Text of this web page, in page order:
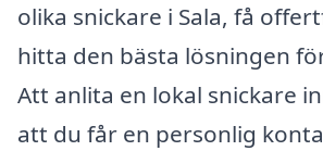
olika snickare i Sala, få
hitta den bästa lösningen
Att anlita en lokal snickare
att du får en personlig